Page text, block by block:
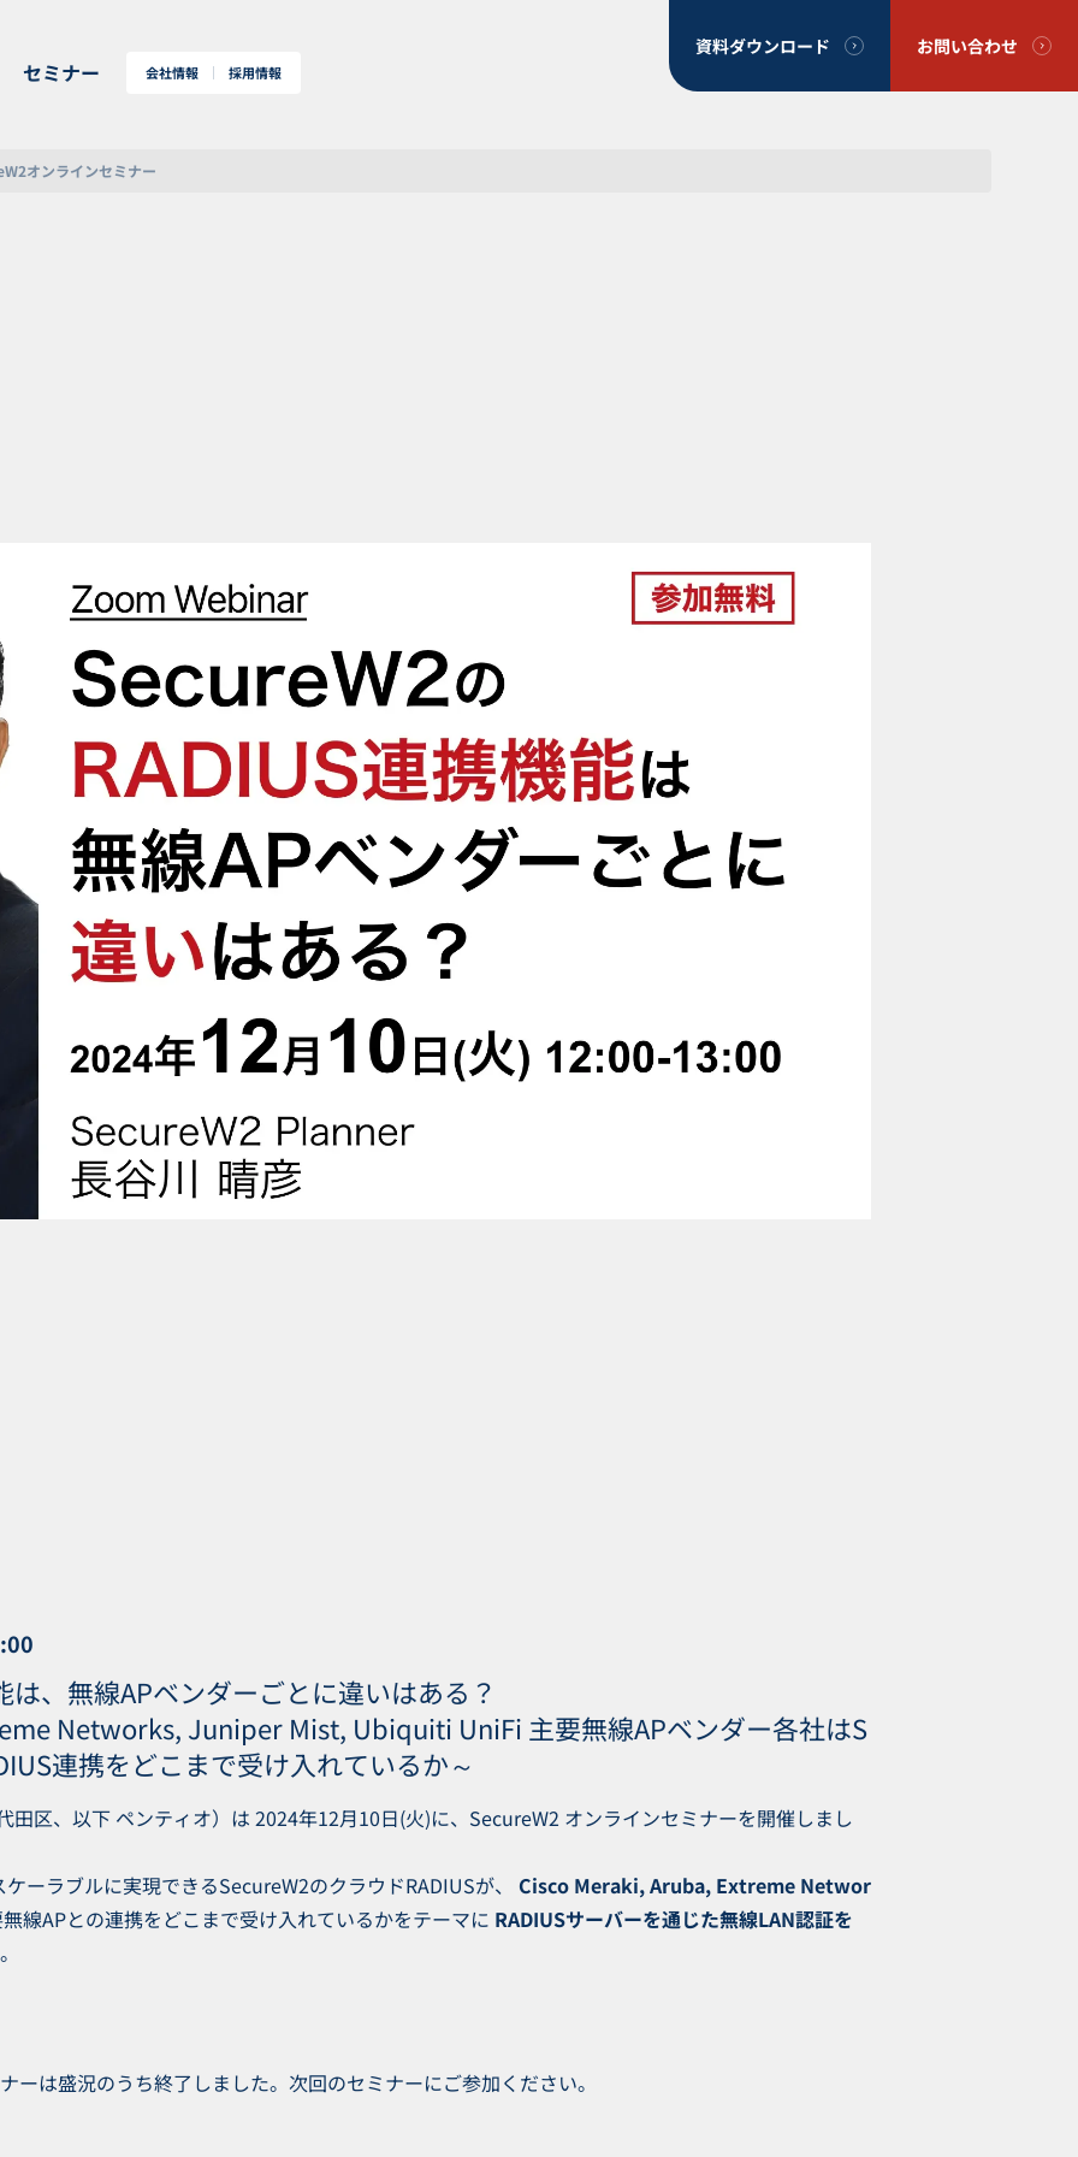
セミナー 会社情報 採用情報
資料ダウンロード お問い合わせ
オンラインセミナー
は、無線APベンダーごとに違いはある？
Networks, Juniper Mist, Ubiquiti UniFi 主要無線APベンダー各社はS
連携をどこまで受け入れているか～
田区、以下 ペンティオ）は 2024年12月10日(火)に、SecureW2 オンラインセミナーを開催しまし
ーラブルに実現できるSecureW2のクラウドRADIUSが、 Cisco Meraki, Aruba, Extreme Networ
線APとの連携をどこまで受け入れているかをテーマに RADIUSサーバーを通じた無線LAN認証を
ーは盛況のうち終了しました。次回のセミナーにご参加ください。